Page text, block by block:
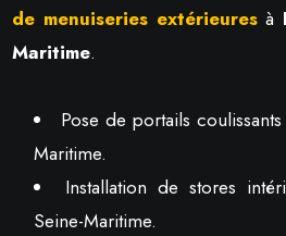
de menuiseries extérieuresà
Maritime.
Pose de portails
Maritime.
Installation de stores
Seine-Maritime.